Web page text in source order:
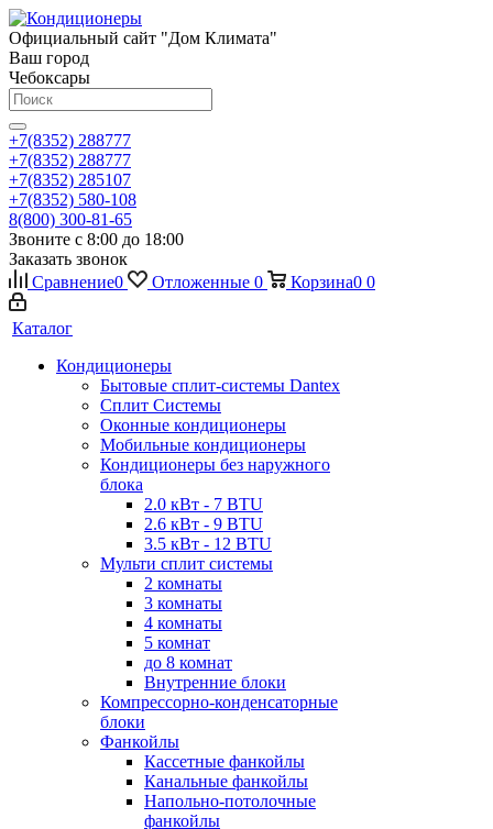
Официальный сайт "Дом Климата"
Ваш город
Чебоксары
+7(8352) 288777
+7(8352) 288777
+7(8352) 285107
+7(8352) 580-108
8(800) 300-81-65
Звоните с 8:00 до 18:00
Заказать звонок
Сравнение0 Отложенные 0 Корзина0 0
Каталог
Кондиционеры
Бытовые сплит-системы Dantex
Сплит Системы
Оконные кондиционеры
Мобильные кондиционеры
Кондиционеры без наружного
блока
2.0 кВт - 7 BTU
2.6 кВт - 9 BTU
3.5 кВт - 12 BTU
Мульти сплит системы
2 комнаты
3 комнаты
4 комнаты
5 комнат
до 8 комнат
Внутренние блоки
Компрессорно-конденсаторные
блоки
Фанкойлы
Кассетные фанкойлы
Канальные фанкойлы
Напольно-потолочные
фанкойлы